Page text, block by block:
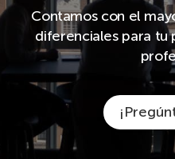
Contamos con el
diferenciales para tu